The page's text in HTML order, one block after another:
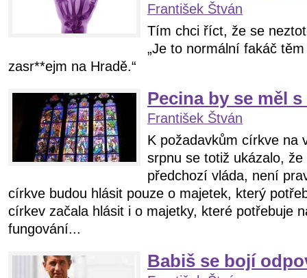
František Štván
Tím chci říct, že se
„Je to normální fakáč
zasr**ejm na Hradě.“
Pecina by se měl
František Štván
K požadavkům církve na
srpnu se totiž ukázalo,
předchozí vláda, není
církve budou hlásit pouze o majetek, který
církev začala hlásit i o majetky, které potřebuje
fungování...
Babiš se bojí